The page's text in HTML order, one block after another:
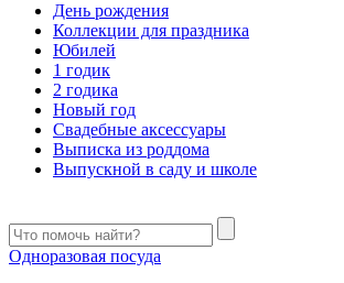
День рождения
Коллекции для праздника
Юбилей
1 годик
2 годика
Новый год
Свадебные аксессуары
Выписка из роддома
Выпускной в саду и школе
Одноразовая посуда